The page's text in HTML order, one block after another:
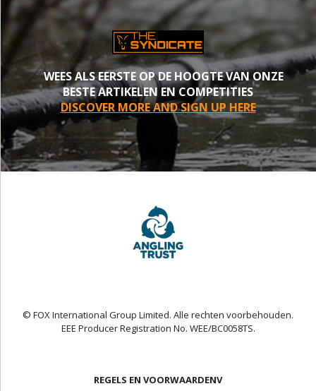
WEES ALS EERSTE OP DE HOOGTE VAN ONZE
BESTE ARTIKELEN EN COMPETITIES
DISCOVER MORE AND SIGN UP HERE
© FOX International Group Limited. Alle rechten voorbehouden.
EEE Producer Registration No. WEE/BC0058TS.
REGELS EN VOORWAARDENV